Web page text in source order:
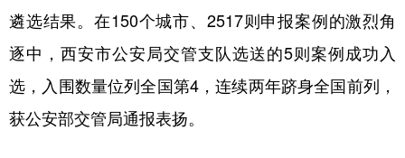
广东 广西 海南 重庆
四川 贵州 云南 西藏
陕西 甘肃
遴选结果。在150个城市、2517则申报案例的激烈角
逐中，西安市公安局交管支队选送的5则案例成功入
选，入围数量位列全国第4，连续两年跻身全国前列，
获公安部交管局通报表扬。